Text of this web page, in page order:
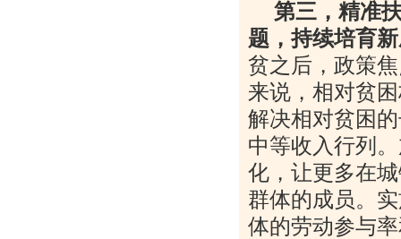
第三，精准
题，持续培育
贫之后，政策
来说，相对贫
解决相对贫困
中等收入行列
化，让更多在
群体的成员。
体的劳动参与